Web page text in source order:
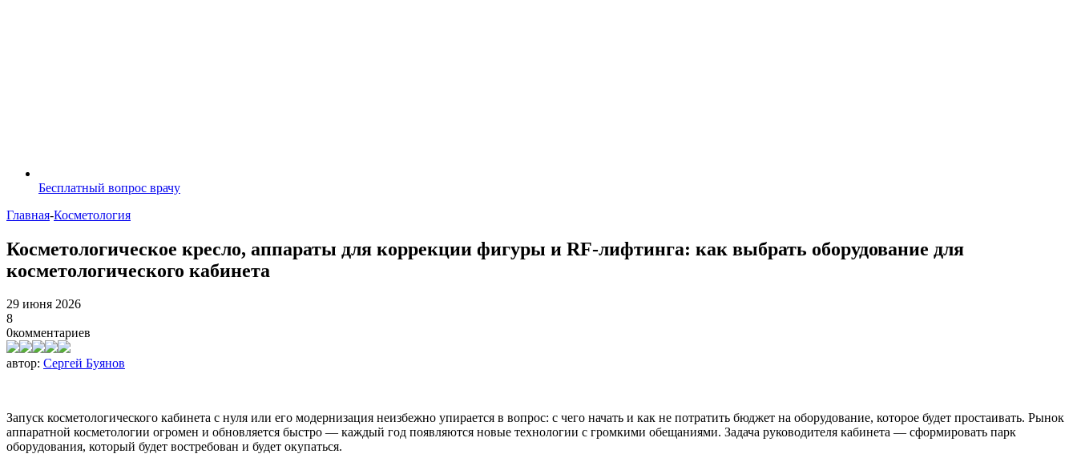
Бесплатный вопрос врачу
Главная-Косметология
Косметологическое кресло, аппараты для коррекции фигуры и RF-лифтинга: как выбрать оборудование для
косметологического кабинета
29 июня 2026
8
0комментариев
автор: Сергей Буянов
Запуск косметологического кабинета с нуля или его модернизация неизбежно упирается в вопрос: с чего начать и как не потратить бюджет на оборудование, которое будет простаивать. Рынок
аппаратной косметологии огромен и обновляется быстро — каждый год появляются новые технологии с громкими обещаниями. Задача руководителя кабинета — сформировать парк
оборудования, который будет востребован и будет окупаться.